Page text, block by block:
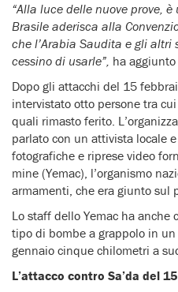
“Alla luce delle nuove prove,
Brasile aderisca alla
che l’Arabia Saudita e gli
cessino di usarle”, ha
Dopo gli attacchi del 15
intervistato otto persone tra
quali rimasto ferito.
parlato con un attivista locale
fotografiche e riprese video
mine (Yemac), l’organismo
armamenti, che era giunto sul
Lo staff dello Yemac ha anche
tipo di bombe a grappolo in
gennaio cinque chilometri a
L’attacco contro Sa’da del